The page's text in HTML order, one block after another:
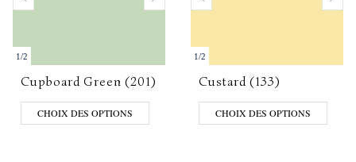
1/2
Cupboard Green (201)
CHOIX DES OPTIONS
1/2
Custard (133)
CHOIX DES OPTIONS